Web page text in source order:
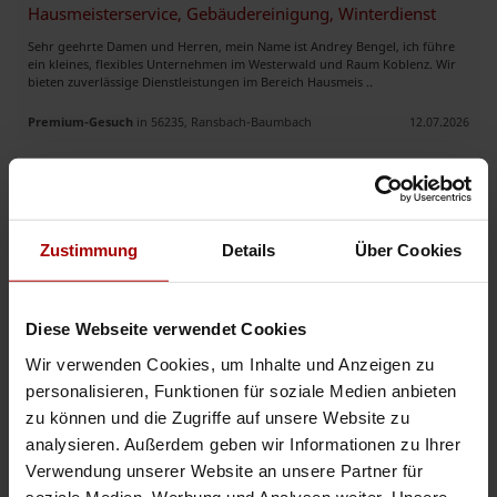
Zustimmung Details Über Cookies
Diese Webseite verwendet Cookies
Wir verwenden Cookies, um Inhalte und Anzeigen zu
personalisieren, Funktionen für soziale Medien anbieten
zu können und die Zugriffe auf unsere Website zu
analysieren. Außerdem geben wir Informationen zu Ihrer
Verwendung unserer Website an unsere Partner für
Hausmeisterservice, Gebäudereinigung, Winterdienst
Sehr geehrte Damen und Herren, mein Name ist Andrey Bengel, ich führe
ein kleines, flexibles Unternehmen im Westerwald und Raum Koblenz. Wir
bieten zuverlässige Dienstleistungen im Bereich Hausmeis ..
Premium-Gesuch in 56235, Ransbach-Baumbach 12.07.2026
Kaiser Dienstleistungen aus Düsseldorf – Ihr zuverlässiger Partner rund
ums Gebäude. Wir bieten umfassende Hausmeisterservices, darunter
Mülltonnenservice, Treppenhausreinigung, Gartenpflege, kleine ..
Weitere Premium-Gesuche
Hausmeisterservice, Gebäudereinigung, Winterdienst